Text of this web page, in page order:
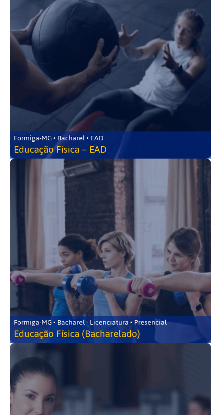
Formiga-MG • Bacharel • EAD
Educação Física – EAD
Formiga-MG • Bacharel - Licenciatura • Presencial
Educação Física (Bacharelado)